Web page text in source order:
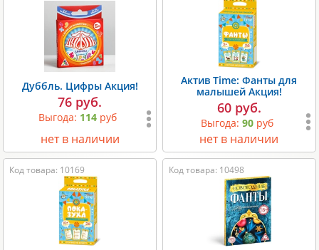
Дуббль. Цифры Акция!
76 руб.
Выгода: 114 руб
нет в наличии
Актив Time: Фанты для
малышей Акция!
60 руб.
Выгода: 90руб
нет в наличии
Код товара: 10169 Код товара: 10498